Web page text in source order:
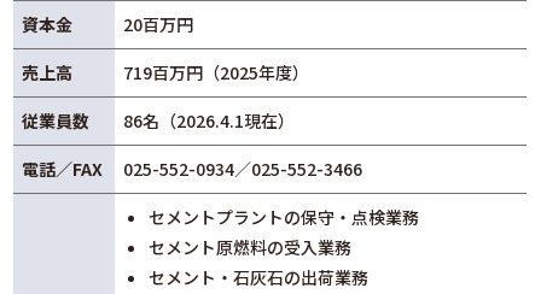
資本金
20百万円
売上高
719百万円（2025年度）
従業員数
86名（2026.4.1現在）
電話／FAX
025-552-0934／025-552-3466
セメントプラントの保守・点検業務
セメント原燃料の受入業務
セメント・石灰石の出荷業務